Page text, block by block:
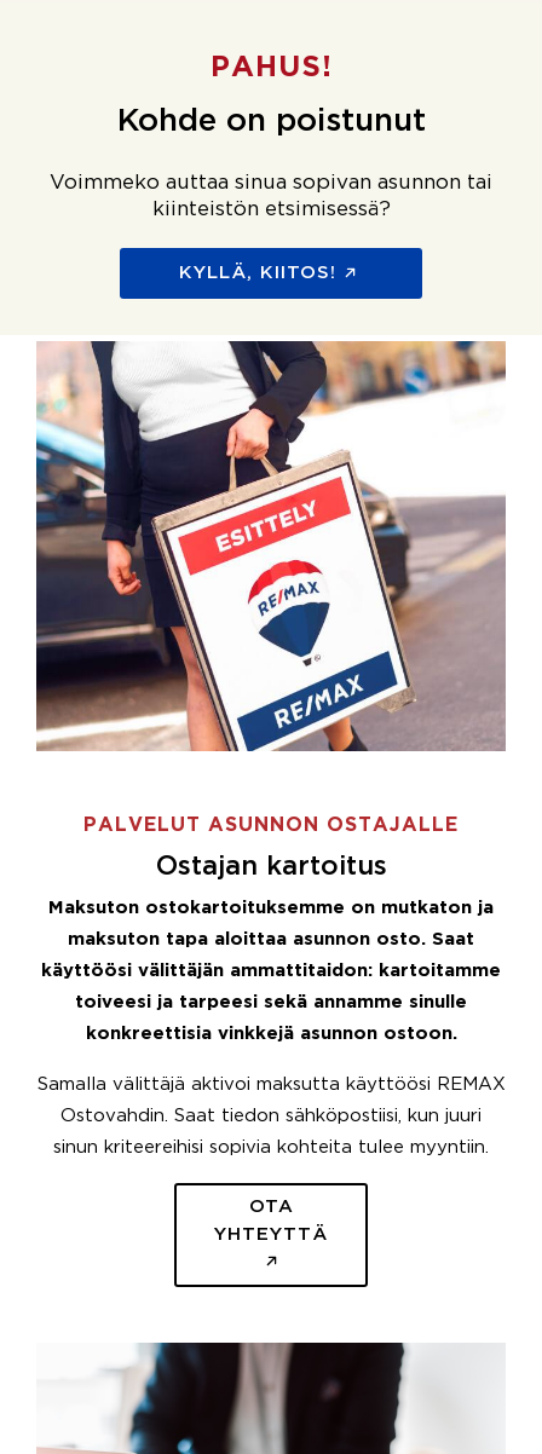
PAHUS!
Kohde on poistunut
Voimmeko auttaa sinua sopivan asunnon tai
kiinteistön etsimisessä?
KYLLÄ, KIITOS!
PALVELUT ASUNNON OSTAJALLE
Ostajan kartoitus
Maksuton ostokartoituksemme on mutkaton ja
maksuton tapa aloittaa asunnon osto. Saat
käyttöösi välittäjän ammattitaidon: kartoitamme
toiveesi ja tarpeesi sekä annamme sinulle
konkreettisia vinkkejä asunnon ostoon.
Samalla välittäjä aktivoi maksutta käyttöösi REMAX
Ostovahdin. Saat tiedon sähköpostiisi, kun juuri
sinun kriteereihisi sopivia kohteita tulee myyntiin.
OTA
YHTEYTTÄ